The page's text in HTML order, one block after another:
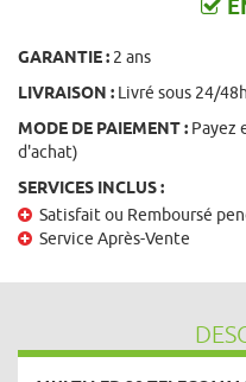
GARANTIE : 2 ans
LIVRAISON : Livré sous 24/48h
MODE DE PAIEMENT : Payez
d'achat)
SERVICES INCLUS :
Satisfait ou Remboursé
Service Après-Vente